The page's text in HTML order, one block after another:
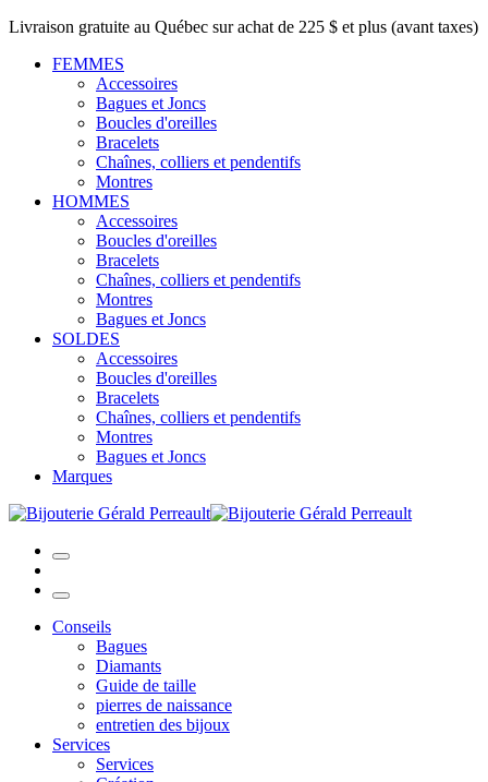
Livraison gratuite au Québec sur achat de 225 $ et plus (avant taxes)
FEMMES
Accessoires
Bagues et Joncs
Boucles d'oreilles
Bracelets
Chaînes, colliers et pendentifs
Montres
HOMMES
Accessoires
Boucles d'oreilles
Bracelets
Chaînes, colliers et pendentifs
Montres
Bagues et Joncs
SOLDES
Accessoires
Boucles d'oreilles
Bracelets
Chaînes, colliers et pendentifs
Montres
Bagues et Joncs
Marques
Conseils
Bagues
Diamants
Guide de taille
pierres de naissance
entretien des bijoux
Services
Services